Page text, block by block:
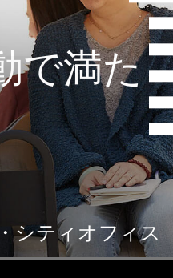
で満た
シティオフィス